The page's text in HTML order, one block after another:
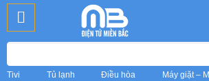
Tivi Tủ lạnh Điều hòa Máy giặt –